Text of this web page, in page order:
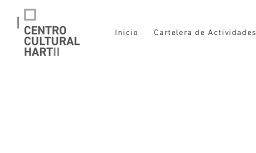
Inicio Cartelera de Actividades